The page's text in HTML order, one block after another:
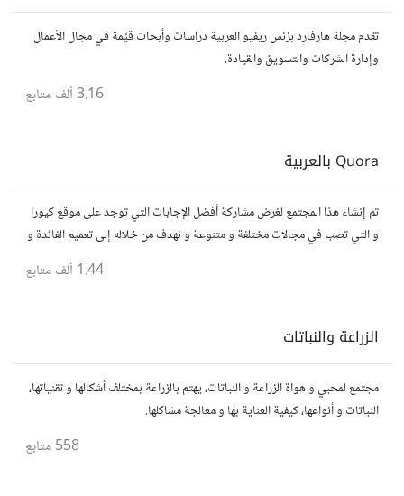
تقدم مجلة هارفارد بزنس ريفيو العربية دراسات وأبحاث قيّمة في مجال الأعمال
وإدارة الشركات والتسويق والقيادة.
3.16 ألف متابع
Quora بالعربية
تم إنشاء هذا المجتمع لغرض مشاركة أفضل الإجابات التي توجد على موقع كيورا
و التي تصب في مجالات مختلفة و متنوعة و نهدف من خلاله إلى تعميم الفائدة و
1.44 ألف متابع
الزراعة والنباتات
مجتمع لمحبي و هواة الزراعة و النباتات، يهتم بالزراعة بمختلف أشكالها و تقنياتها،
النباتات و أنواعها، كيفية العناية بها و معالجة مشاكلها.
558متابع